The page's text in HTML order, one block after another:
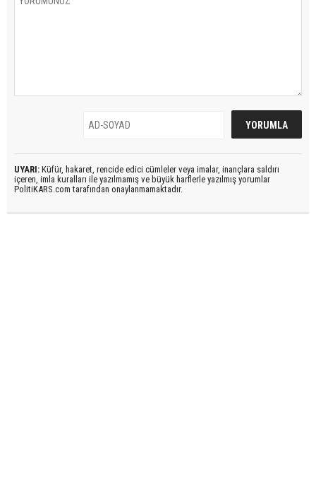
UYARI: Küfür, hakaret, rencide edici cümleler veya imalar, inançlara saldırı
içeren, imla kuralları ile yazılmamış ve büyük harflerle yazılmış yorumlar
PolitiKARS.com tarafından onaylanmamaktadır.